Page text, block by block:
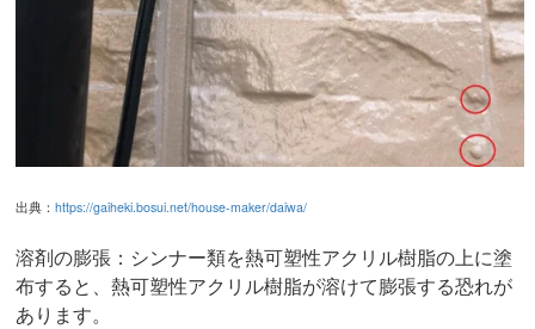
出典：https://gaiheki.bosui.net/house-maker/daiwa/
溶剤の膨張：シンナー類を熱可塑性アクリル樹脂の上に塗
布すると、熱可塑性アクリル樹脂が溶けて膨張する恐れが
あります。